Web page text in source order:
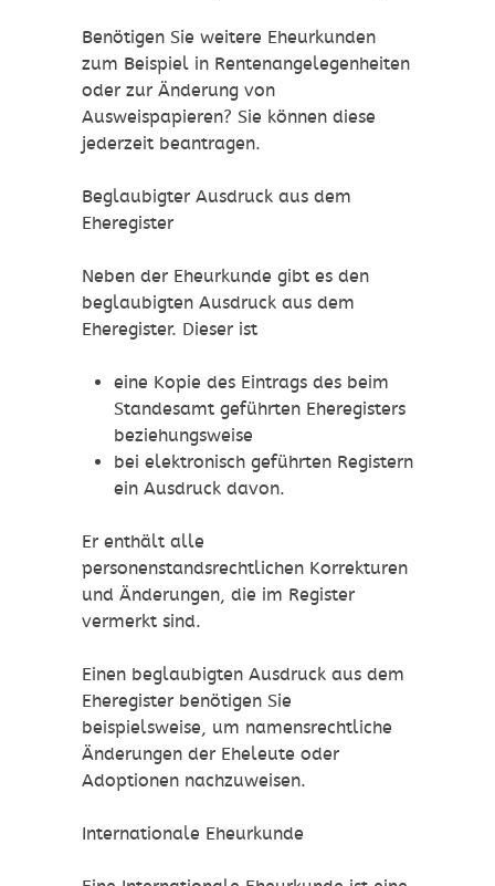
Benötigen Sie weitere Eheurkunden
zum Beispiel in Rentenangelegenheiten
oder zur Änderung von
Ausweispapieren? Sie können diese
jederzeit beantragen.
Beglaubigter Ausdruck aus dem
Eheregister
Neben der Eheurkunde gibt es den
beglaubigten Ausdruck aus dem
Eheregister. Dieser ist
eine Kopie des Eintrags des beim
Standesamt geführten Eheregisters
beziehungsweise
bei elektronisch geführten Registern
ein Ausdruck davon.
Er enthält alle
personenstandsrechtlichen Korrekturen
und Änderungen, die im Register
vermerkt sind.
Einen beglaubigten Ausdruck aus dem
Eheregister benötigen Sie
beispielsweise, um namensrechtliche
Änderungen der Eheleute oder
Adoptionen nachzuweisen.
Internationale Eheurkunde